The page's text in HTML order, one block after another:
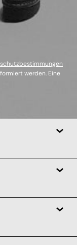
werden. Eine